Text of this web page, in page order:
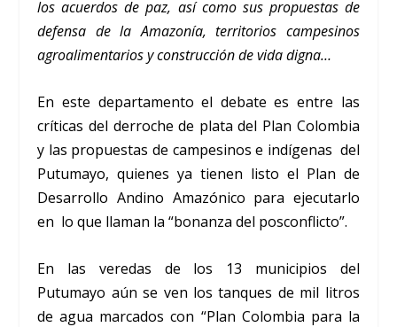
los acuerdos de paz, así como sus propuestas de
defensa de la Amazonía, territorios campesinos
agroalimentarios y construcción de vida digna…
En este departamento el debate es entre las
críticas del derroche de plata del Plan Colombia
y las propuestas de campesinos e indígenas del
Putumayo, quienes ya tienen listo el Plan de
Desarrollo Andino Amazónico para ejecutarlo
en lo que llaman la “bonanza del posconflicto”.
En las veredas de los 13 municipios del
Putumayo aún se ven los tanques de mil litros
de agua marcados con “Plan Colombia para la